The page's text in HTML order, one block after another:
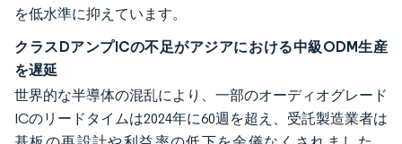
を低水準に抑えています。
クラスDアンプICの不足がアジアにおける中級ODM生産
を遅延
世界的な半導体の混乱により、一部のオーディオグレード
ICのリードタイムは2024年に60週を超え、受託製造業者は